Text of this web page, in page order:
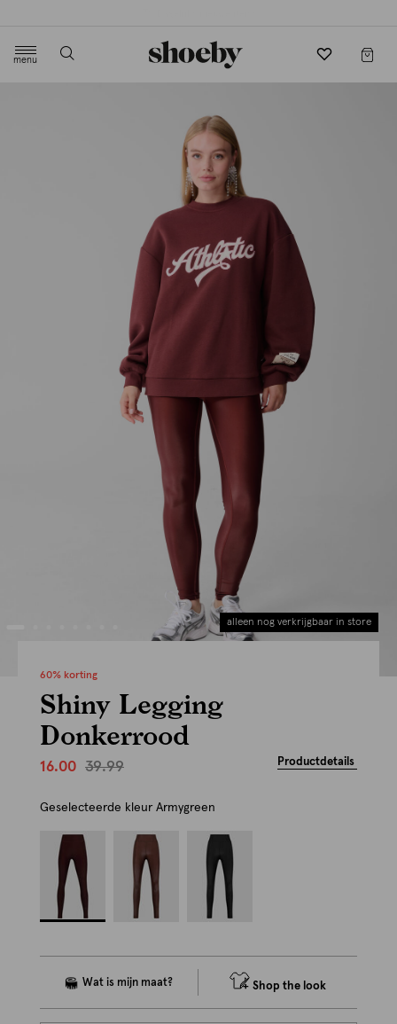
menu
alleen nog verkrijgbaar in store
60% korting
Shiny Legging
Donkerrood
16.00 39.99 Productdetails
Geselecteerde kleur Armygreen
Shop the look